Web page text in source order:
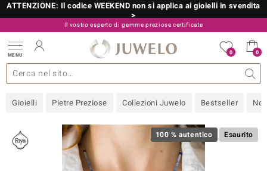
ATTENZIONE: Il codice WEEKEND non si applica ai gioielli in svendita
>
Il vostro esperto di gemme preziose certificate
800 986 787
MENU 0 0
Gioielli Pietre Preziose Collezioni Juwelo Bestseller
gioielli Design Metallo prezioso Misure anelli
più importanti Pietre preziose per colore Pietre preziose
Love
Informazioni generali Approfondimenti Consigli
Acquistare in diretta Juwelo
100 % autentico Esaurito